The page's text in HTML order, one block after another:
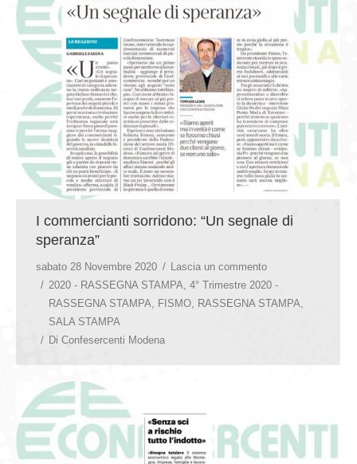
I commercianti sorridono: “Un segnale di
speranza”
sabato 28 Novembre 2020
Lascia un commento
2020 - RASSEGNA STAMPA, 4° Trimestre 2020 -
RASSEGNA STAMPA, FISMO, RASSEGNA STAMPA,
SALA STAMPA
Di Confesercenti Modena